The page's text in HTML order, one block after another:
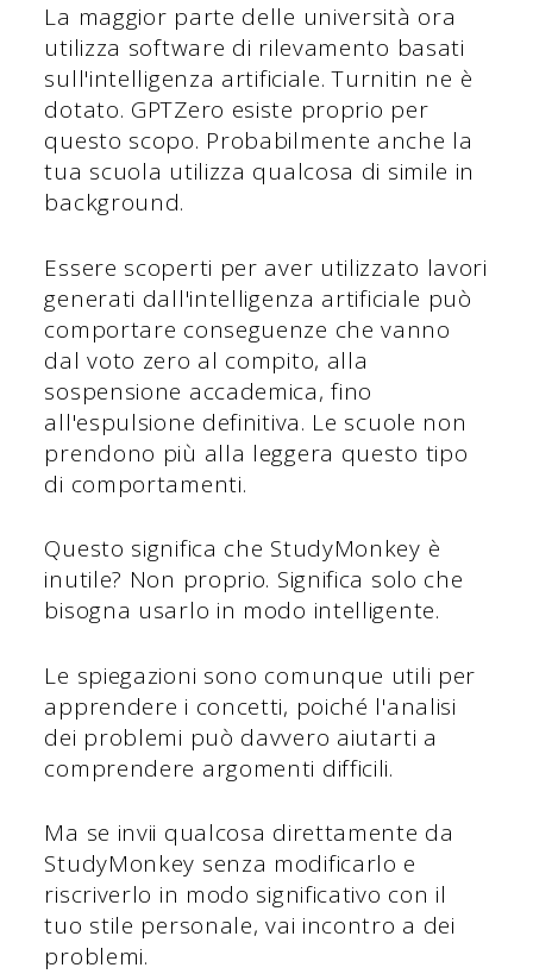
La maggior parte delle università ora
utilizza software di rilevamento basati
sull'intelligenza artificiale. Turnitin ne è
dotato. GPTZero esiste proprio per
questo scopo. Probabilmente anche la
tua scuola utilizza qualcosa di simile in
background.
Essere scoperti per aver utilizzato lavori
generati dall'intelligenza artificiale può
comportare conseguenze che vanno
dal voto zero al compito, alla
sospensione accademica, fino
all'espulsione definitiva. Le scuole non
prendono più alla leggera questo tipo
di comportamenti.
Questo significa che StudyMonkey è
inutile? Non proprio. Significa solo che
bisogna usarlo in modo intelligente.
Le spiegazioni sono comunque utili per
apprendere i concetti, poiché l'analisi
dei problemi può davvero aiutarti a
comprendere argomenti difficili.
Ma se invii qualcosa direttamente da
StudyMonkey senza modificarlo e
riscriverlo in modo significativo con il
tuo stile personale, vai incontro a dei
problemi.